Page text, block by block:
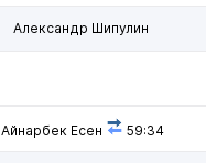
Александр Шипулин
Айнарбек Есен 59:34